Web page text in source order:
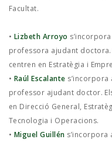
Facultat.
• Lizbeth Arroyo
professora ajudant doctora.
centren en Estratègia i
• Raúl Escalante s’incorpora
professor ajudant doctor.
en Direcció General,
Tecnologia i Operacions.
• Miguel Guillén s’incorpora